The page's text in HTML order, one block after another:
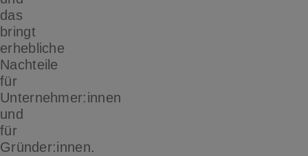
das
bringt
erhebliche
Nachteile
für
Unternehmer:innen
und
für
Gründer:innen.